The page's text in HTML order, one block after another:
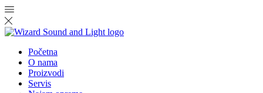
Početna
O nama
Proizvodi
Servis